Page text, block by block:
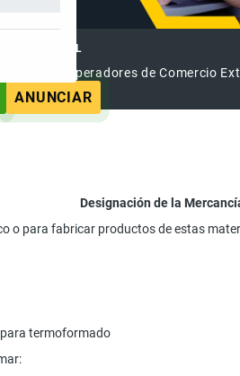
de Operadores de Comercio
ANUNCIAR
Designación de la
o para fabricar productos de estas
termoformado